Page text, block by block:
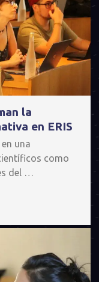
la
en ERIS
una
como
del …